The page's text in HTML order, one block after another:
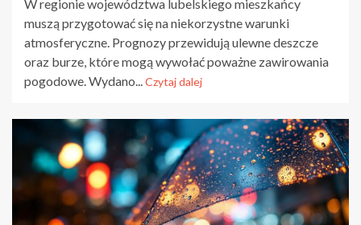
W regionie województwa lubelskiego mieszkańcy
muszą przygotować się na niekorzystne warunki
atmosferyczne. Prognozy przewidują ulewne deszcze
oraz burze, które mogą wywołać poważne zawirowania
pogodowe. Wydano...Czytaj dalej